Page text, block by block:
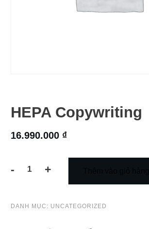
HEPA Copywriting
16.990.000 ₫
-
số
+
DANH MỤC: UNCATEGORIZED